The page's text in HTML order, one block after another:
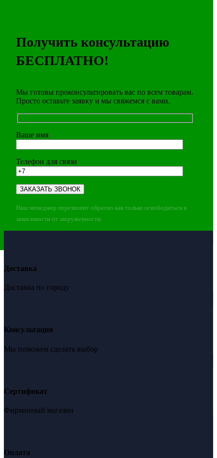
Получить консультацию
БЕСПЛАТНО!
Мы готовы проконсультировать вас по всем товарам.
Просто оставьте заявку и мы свяжемся с вами.
Ваше имя
Телефон для связи
Наш менеджер перезвонит обратно как только освободиться в
зависимости от загруженности.
Доставка
Доставка по городу
Консультация
Мы поможем сделать выбор
Сертификат
Фирменный магазин
Оплата